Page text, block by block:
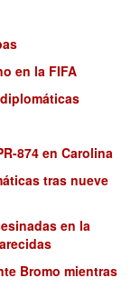
en la FIFA
874 en Carolina
tras nueve
en la
Bromo mientras